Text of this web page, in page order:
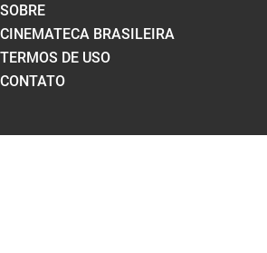
SOBRE
CINEMATECA BRASILEIRA
TERMOS DE USO
CONTATO